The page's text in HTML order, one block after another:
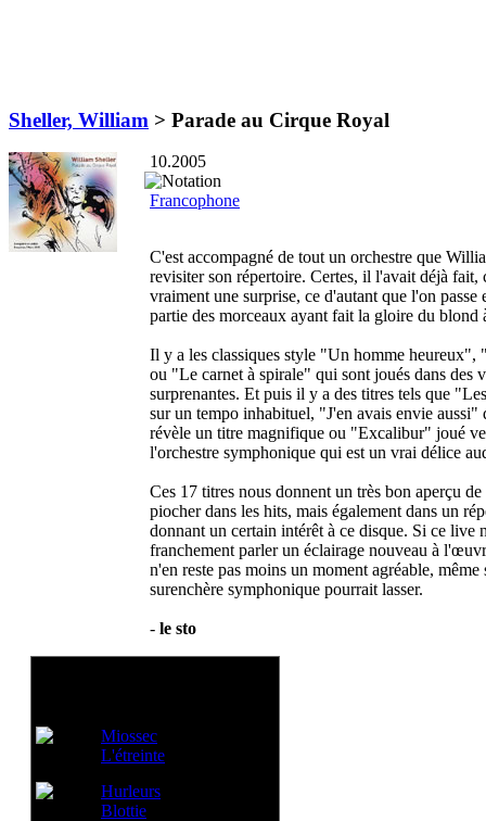
Sheller, William > Parade au Cirque Royal
10.2005
Francophone
C'est accompagné de tout un orchestre que
revisiter son répertoire. Certes, il l'avait déjà fait,
vraiment une surprise, ce d'autant que l'on passe
partie des morceaux ayant fait la gloire du blond
Il y a les classiques style "Un homme
ou "Le carnet à spirale" qui sont joués dans des
surprenantes. Et puis il y a des titres tels que
sur un tempo inhabituel, "J'en avais envie aussi"
révèle un titre magnifique ou "Excalibur" joué
l'orchestre symphonique qui est un vrai délice
Ces 17 titres nous donnent un très bon aperçu
piocher dans les hits, mais également dans un
donnant un certain intérêt à ce disque. Si ce live
franchement parler un éclairage nouveau à
n'en reste pas moins un moment agréable, même
surenchère symphonique pourrait lasser.
- le sto
Miossec
L'étreinte
Hurleurs
Blottie